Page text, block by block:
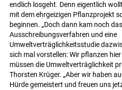
endlich losgeht. Denn eigentlich
mit dem ehrgeizigen Pflanzprojekt
beginnen. „Doch dann kam noch das
Ausschreibungsverfahren und eine
Umweltverträglichkeitsstudie
sich mal vorstellen: Wir pflanzen
müssen die Umweltverträglichkeit
Thorsten Krüger. „Aber wir haben
Hürde gemeistert und freuen uns